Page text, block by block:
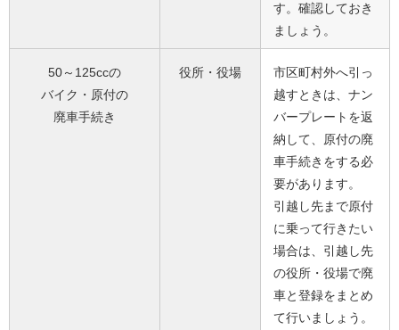
す。確認しておき
ましょう。
50～125ccの
バイク・原付の
廃車手続き
役所・役場
市区町村外へ引っ
越すときは、ナン
バープレートを返
納して、原付の廃
車手続きをする必
要があります。
引越し先まで原付
に乗って行きたい
場合は、引越し先
の役所・役場で廃
車と登録をまとめ
て行いましょう。